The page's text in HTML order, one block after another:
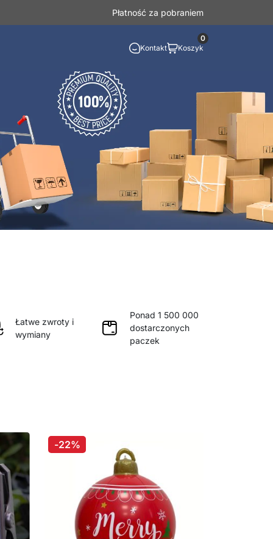
Płatność za pobraniem
Kontakt Koszyk
0
Łatwe zwroty i
wymiany
Ponad 1 500 000
dostarczonych
paczek
-22%